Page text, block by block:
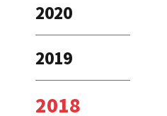
2020
2019
2018